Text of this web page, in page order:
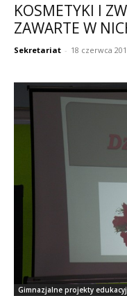
KOSMETYKI I
ZAWARTE W
Sekretariat - 18 czerwca
Gimnazjalne projekty